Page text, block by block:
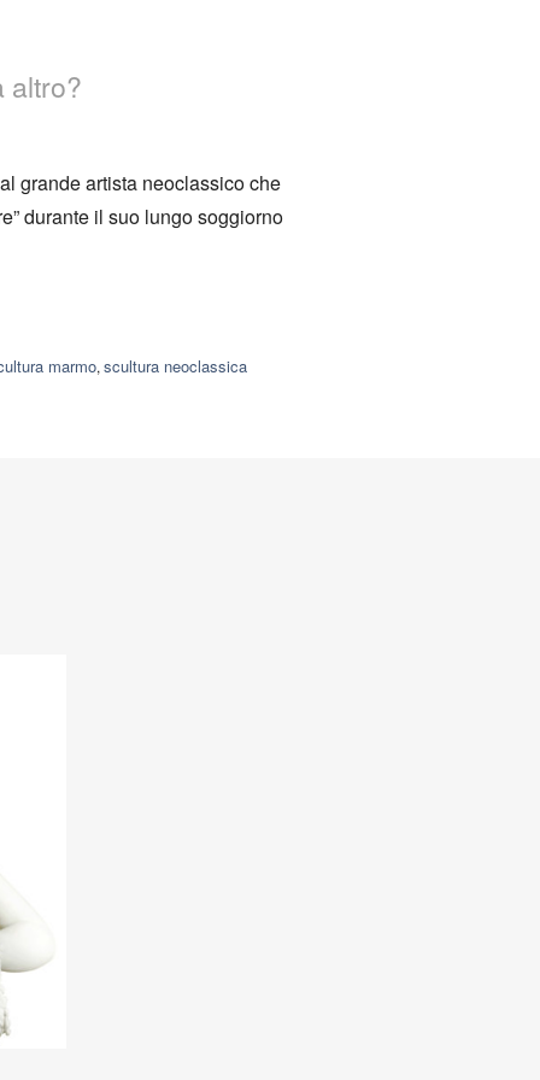
altro?
grande artista neoclassico che
durante il suo lungo soggiorno
marmo, scultura neoclassica